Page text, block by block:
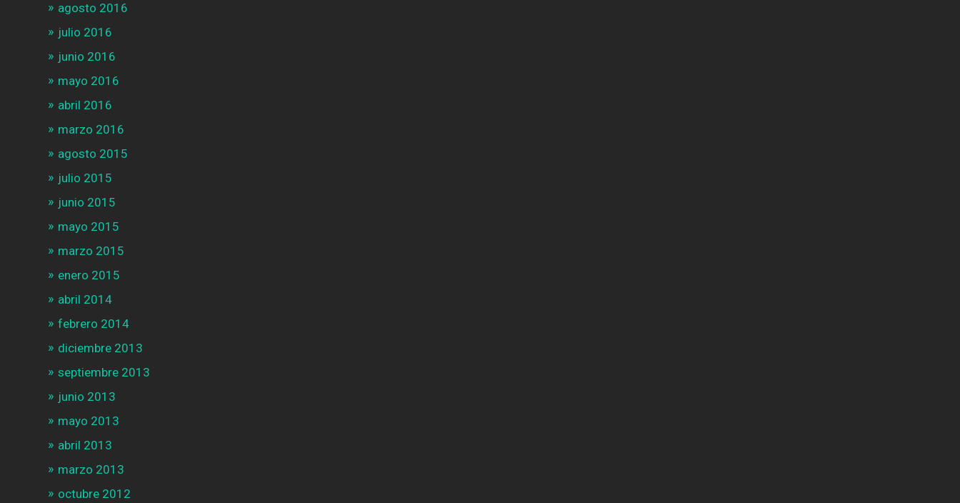
agosto 2016
julio 2016
junio 2016
mayo 2016
abril 2016
marzo 2016
agosto 2015
julio 2015
junio 2015
mayo 2015
marzo 2015
enero 2015
abril 2014
febrero 2014
diciembre 2013
septiembre 2013
junio 2013
mayo 2013
abril 2013
marzo 2013
octubre 2012